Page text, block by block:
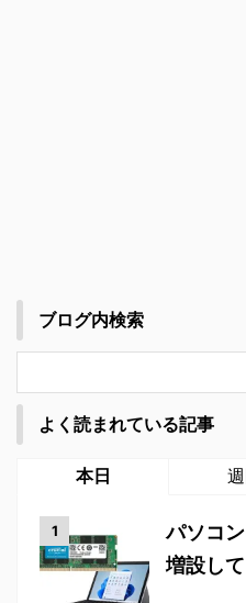
ブログ内検索
よく読まれている記事
本日
パソコ
増設し